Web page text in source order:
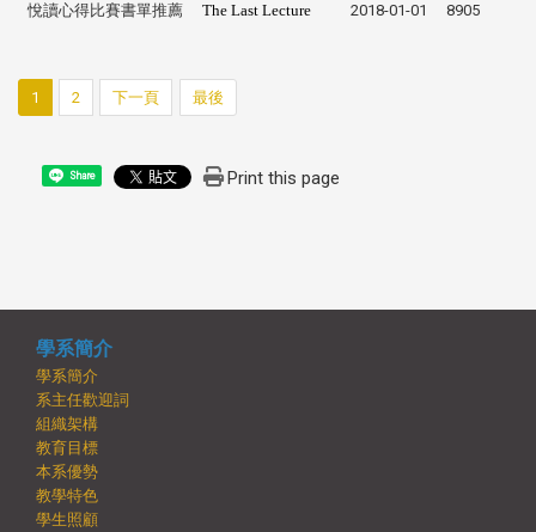
悅讀心得比賽書單推薦 The Last Lecture 2018-01-01 8905
1 2 下一頁 最後
Share Print this page
學系簡介
學系簡介
系主任歡迎詞
組織架構
教育目標
本系優勢
教學特色
學生照顧